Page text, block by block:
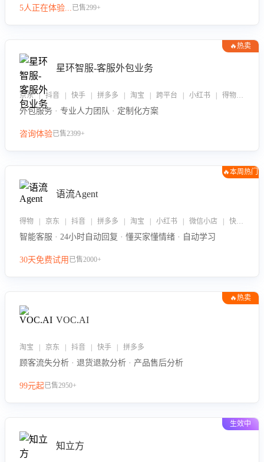
5人正在体验...已售299+
🔥热卖
星环智服-客服外包业务
京东 | 抖音 | 快手 | 拼多多 | 淘宝 | 跨平台 | 小红书 | 得物 | 企业微信
外包服务 · 专业人力团队 · 定制化方案
咨询体验已售2399+
🔥本周热门
语流Agent
得物 | 京东 | 抖音 | 拼多多 | 淘宝 | 小红书 | 微信小店 | 快手 | 唯品会
智能客服 · 24小时自动回复 · 懂买家懂情绪 · 自动学习
30天免费试用 已售2000+
🔥热卖
VOC.AI
淘宝 | 京东 | 抖音 | 快手 | 拼多多
顾客流失分析 · 退货退款分析 · 产品售后分析
99元起已售2950+
生效中
知立方